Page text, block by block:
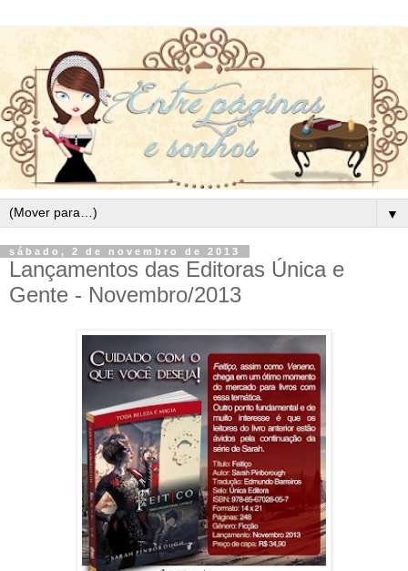
▼
sábado, 2 de novembro de 2013
Lançamentos das Editoras Única e
Gente - Novembro/2013